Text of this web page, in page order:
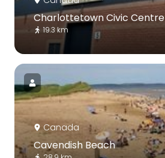
Charlottetown Civic Centre
19.3 km
Canada
Cavendish Beach